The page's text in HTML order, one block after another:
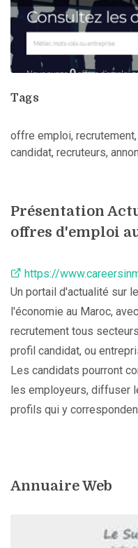
Tags
offre emploi,
candidat, recruteurs,
Présentation
offres d'emploi
https://
Un portail d'actualité sur
l'économie au Maroc,
recrutement tous
profil candidat, ou
Les candidats pourront
les employeurs, diffuser
profils qui y
Annuaire Web